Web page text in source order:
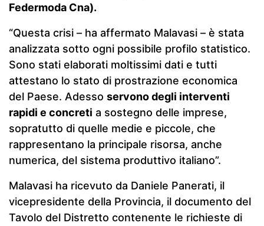
Federmoda Cna).
“Questa crisi – ha affermato Malavasi – è stata
analizzata sotto ogni possibile profilo statistico.
Sono stati elaborati moltissimi dati e tutti
attestano lo stato di prostrazione economica
del Paese. Adesso servono degli interventi
rapidi e concreti a sostegno delle imprese,
sopratutto di quelle medie e piccole, che
rappresentano la principale risorsa, anche
numerica, del sistema produttivo italiano”.
Malavasi ha ricevuto da Daniele Panerati, il
vicepresidente della Provincia, il documento del
Tavolo del Distretto contenente le richieste di